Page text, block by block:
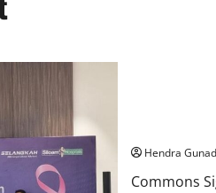
Hendra
Commons